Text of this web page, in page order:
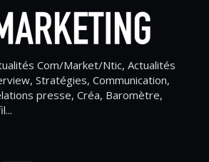
Com/Market/Ntic, Actualités
Stratégies, Communication,
presse, Créa, Baromètre,